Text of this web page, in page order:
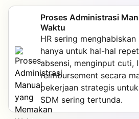
Proses Administrasi
Waktu
HR sering
hanya untuk hal-hal
absensi, menginput cuti,
reimbursement secara
pekerjaan strategis
SDM sering tertunda.